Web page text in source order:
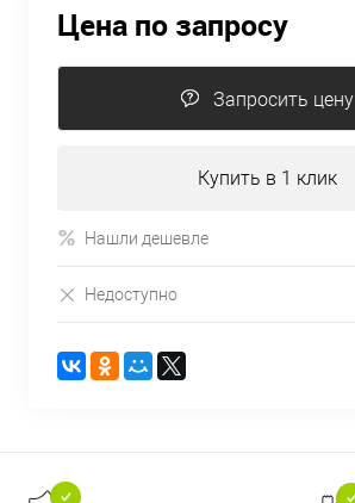
Цена по запросу
Запросить цену
Купить в 1 клик
Нашли дешевле
Недоступно